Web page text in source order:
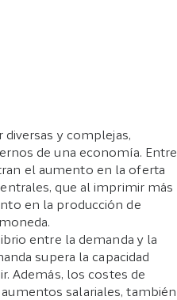
diversas y complejas,
de una economía. Entre
el aumento en la oferta
que al imprimir más
en la producción de
entre la demanda y la
supera la capacidad
Además, los costes de
salariales, también